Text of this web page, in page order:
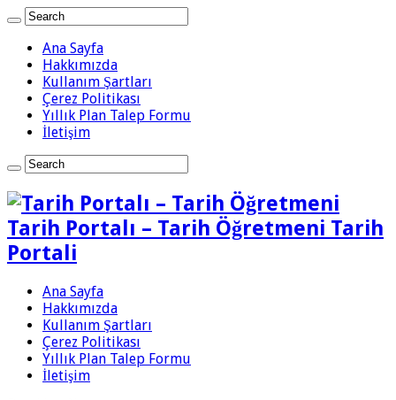
Ana Sayfa
Hakkımızda
Kullanım Şartları
Çerez Politikası
Yıllık Plan Talep Formu
İletişim
Tarih Portalı – Tarih Öğretmeni Tarih
Portali
Ana Sayfa
Hakkımızda
Kullanım Şartları
Çerez Politikası
Yıllık Plan Talep Formu
İletişim